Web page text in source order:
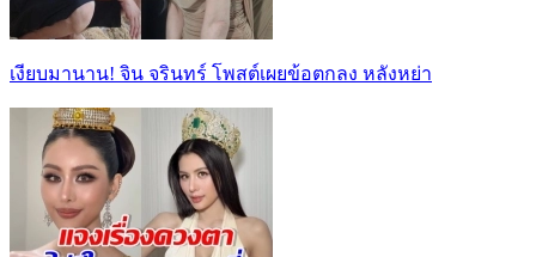
เงียบมานาน! จิน จรินทร์ โพสต์เผยข้อตกลง หลังหย่า